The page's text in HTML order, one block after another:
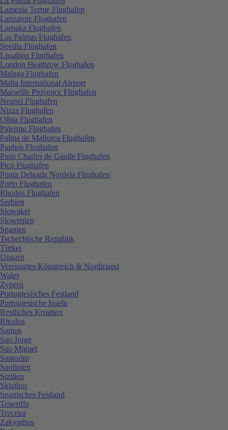
Lamezia Terme Flughafen
Lanzarote Flughafen
Larnaka Flughafen
Las Palmas Flughafen
Sevilla Flughafen
Lissabon Flughafen
London Heathrow Flughafen
Malaga Flughafen
Malta International Airport
Marseille Provence Flughafen
Neapel Flughafen
Nizza Flughafen
Olbia Flughafen
Palermo Flughafen
Palma de Mallorca Flughafen
Paphos Flughafen
Paris Charles de Gaulle Flughafen
Pico Flughafen
Ponta Delgada Nordela Flughafen
Porto Flughafen
Rhodos Flughafen
Serbien
Slowakei
Slowenien
Spanien
Tschechische Republik
Türkei
Ungarn
Vereinigtes Königreich & Nordirland
Wales
Zypern
Portugiesisches Festland
Portugiesische Inseln
Restliches Kroatien
Rhodos
Samos
Sao Jorge
Sao Miguel
Santorini
Sardinien
Sizilien
Skiathos
Spanisches Festland
Teneriffa
Terceira
Zakynthos